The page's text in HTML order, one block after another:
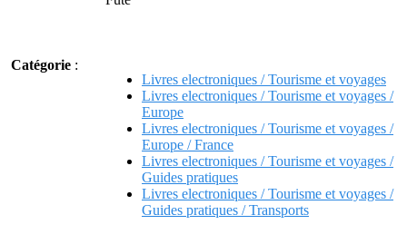
Catégorie :
Livres electroniques / Tourisme et voyages
Livres electroniques / Tourisme et voyages /
Europe
Livres electroniques / Tourisme et voyages /
Europe / France
Livres electroniques / Tourisme et voyages /
Guides pratiques
Livres electroniques / Tourisme et voyages /
Guides pratiques / Transports